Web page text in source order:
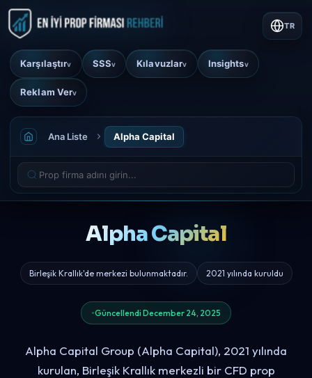
Karşılaştırv SSSv Kılavuzlarv Insightsv
Reklam Verv
TR
Ana Liste Alpha Capital
Alpha Capital
Birleşik Krallık'de merkezi bulunmaktadır. 2021 yılında kuruldu
Güncellendi December 24, 2025
Alpha Capital Group (Alpha Capital), 2021 yılında
kurulan, Birleşik Krallık merkezli bir CFD prop